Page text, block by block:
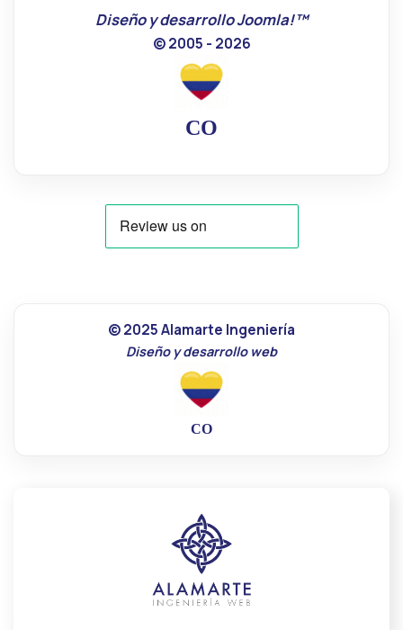
Diseño y desarrollo Joomla!™
© 2005 - 2026
CO
© 2025 Alamarte Ingeniería
Diseño y desarrollo web
CO